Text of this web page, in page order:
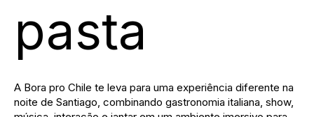
pasta
A Bora pro Chile te leva para uma experiência diferente na
noite de Santiago, combinando gastronomia italiana, show,